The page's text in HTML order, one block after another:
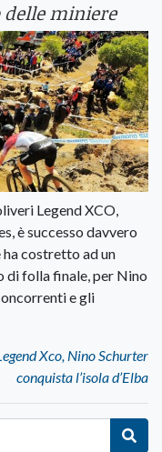
delle miniere
Legend XCO,
è successo davvero
costretto ad un
di folla finale, per Nino
e gli
Xco, Nino Schurter
conquista l’isola d’Elba